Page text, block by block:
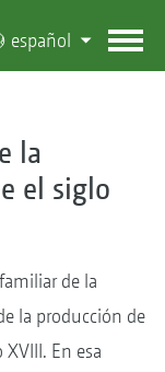
español
la
el siglo
de la
la producción de
En esa